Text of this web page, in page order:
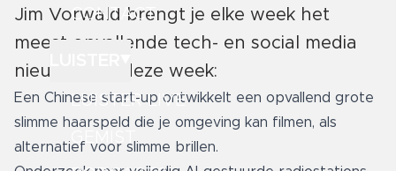
CONTACT
LUISTER LIVE
GEMIST
Jim Vorwald brengt je elke week het
meest opvallende tech- en social media
nieuws. Met deze week:
Een Chinese start-up ontwikkelt een opvallend grote
slimme haarspeld die je omgeving kan filmen, als
alternatief voor slimme brillen.